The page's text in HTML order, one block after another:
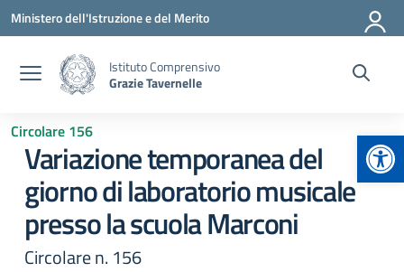
Vai ai contenuti
Vai al menu di navigazione
Vai al footer
Ministero dell'Istruzione e del Merito
Istituto Comprensivo
Grazie Tavernelle
Circolare 156
Variazione temporanea del
giorno di laboratorio musicale
presso la scuola Marconi
Circolare n. 156